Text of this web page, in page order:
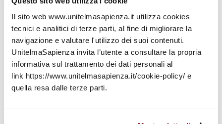
Il sito web www.unitelmasapienza.it utilizza cookies
tecnici e analitici di terze parti, al fine di migliorare la
navigazione e valutare l'utilizzo dei suoi contenuti.
UnitelmaSapienza invita l’utente a consultare la propria
informativa sul trattamento dei dati personali al
link https://www.unitelmasapienza.it/cookie-policy/ e
quella resa dalle terze parti.
e Politico (ABRADEP) è composta da numerosi
professionisti provenienti dalle più diverse aree del
sapere e si propone di promuovere un dibattito
equilibrato, trasparente, obiettivo e qualificato sulla
democrazia, incentivando lo studio, la formazione
e la diffusione di temi relativi al diritto elettorale e
all’intersezione tra diritto e politica. L’ABRADEP si